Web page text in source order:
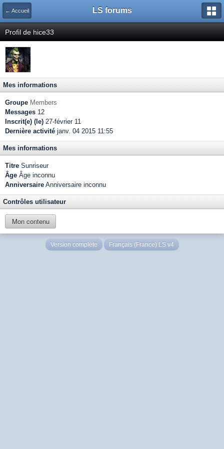
← Accueil LS forums
Profil de hice33
Mes informations
Groupe Members
Messages 12
Inscrit(e) (le) 27-février 11
Dernière activité janv. 04 2015 11:55
Mes informations
Titre Sunriseur
Âge Âge inconnu
Anniversaire Anniversaire inconnu
Contrôles utilisateur
Mon contenu
Version complète Français (France) LS v4